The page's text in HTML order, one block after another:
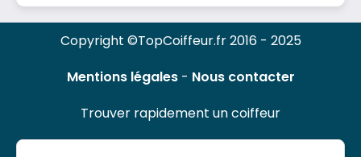
Copyright ©TopCoiffeur.fr 2016 - 2025
Mentions légales- Nous contacter
Trouver rapidement un coiffeur